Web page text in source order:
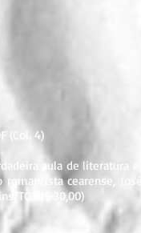
(Col. 4)
aula de literatura e
cearense, José
TO (R$ 30,00)